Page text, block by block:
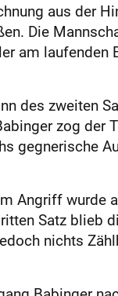
aus der
Die
am laufenden
des zweiten
zog der
gegnerische
Angriff wurde
Satz blieb
nichts